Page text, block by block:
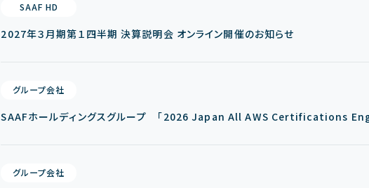
SAAF HD
2027年３月期第１四半期 決算説明会 オンライン開催のお知らせ
グループ会社
SAAFホールディングスグループ 「2026 Japan All AWS Certifications
グループ会社